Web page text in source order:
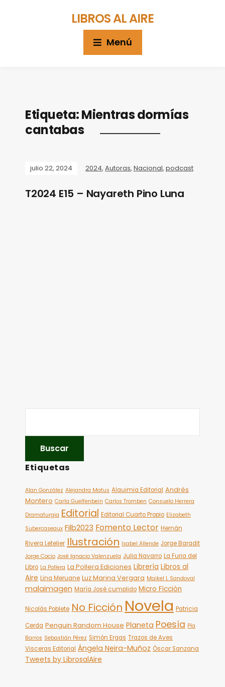
LIBROS AL AIRE
Menú
Etiqueta:Mientras dormías
cantabas
julio 22, 2024 2024, Autoras, Nacional, podcast
T2024 E15 – Nayareth Pino Luna
Etiquetas
Alan González Alejandra Matus Alquimia Editorial Andrés
Montero Carla Guelfenbein Carlos Tromben Consuelo Herrera
Dramaturgia Editorial Editorial Cuarto Propio Elizabeth
Subercaseaux Filb2023 Fomento Lector Hernán
Rivera Letelier Ilustración Isabel Allende Jorge Baradit
Jorge Cocio José Ignacio Valenzuela Julia Navarro La Furia del
Libro La Pollera La Pollera Ediciones Librería Libros al
Aire Lina Meruane Luz Marina Vergara Maikel L Sandoval
malaimagen María José cumplido Micro Ficción
Nicolás Poblete No Ficción Novela Patricia
Cerda Penguin Random House Planeta Poesía Pía
Barros Sebastián Pérez Simón Ergas Trazos de Aves
Visceras Editorial Ángela Neira-Muñoz Óscar Sanzana
Tweets by LibrosalAire